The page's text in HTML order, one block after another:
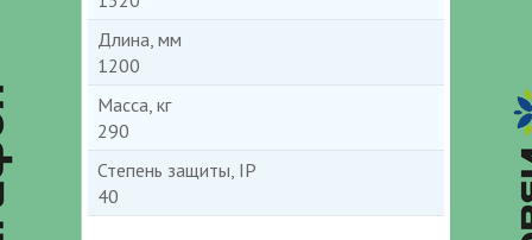
Длина, мм
1200
Масса, кг
290
Степень защиты, IP
40